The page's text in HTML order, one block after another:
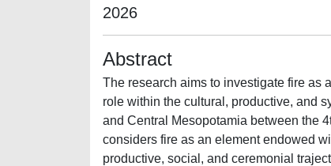
2026
Abstract
The research aims to investigate fire as
role within the cultural, productive, and
and Central Mesopotamia between the
considers fire as an element endowed
productive, social, and ceremonial